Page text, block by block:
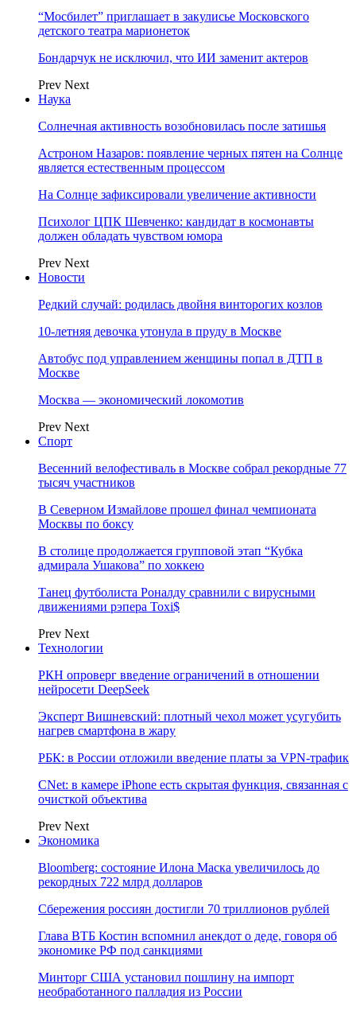
“Мосбилет” приглашает в закулисье Московского
детского театра марионеток
Бондарчук не исключил, что ИИ заменит актеров
Prev Next
Наука
Солнечная активность возобновилась после затишья
Астроном Назаров: появление черных пятен на Солнце
является естественным процессом
На Солнце зафиксировали увеличение активности
Психолог ЦПК Шевченко: кандидат в космонавты
должен обладать чувством юмора
Prev Next
Новости
Редкий случай: родилась двойня винторогих козлов
10-летняя девочка утонула в пруду в Москве
Автобус под управлением женщины попал в ДТП в
Москве
Москва — экономический локомотив
Prev Next
Спорт
Весенний велофестиваль в Москве собрал рекордные 77
тысяч участников
В Северном Измайлове прошел финал чемпионата
Москвы по боксу
В столице продолжается групповой этап “Кубка
адмирала Ушакова” по хоккею
Танец футболиста Роналду сравнили с вирусными
движениями рэпера Toxi$
Prev Next
Технологии
РКН опроверг введение ограничений в отношении
нейросети DeepSeek
Эксперт Вишневский: плотный чехол может усугубить
нагрев смартфона в жару
РБК: в России отложили введение платы за VPN-трафик
CNet: в камере iPhone есть скрытая функция, связанная с
очисткой объектива
Prev Next
Экономика
Bloomberg: состояние Илона Маска увеличилось до
рекордных 722 млрд долларов
Сбережения россиян достигли 70 триллионов рублей
Глава ВТБ Костин вспомнил анекдот о деде, говоря об
экономике РФ под санкциями
Минторг США установил пошлину на импорт
необработанного палладия из России